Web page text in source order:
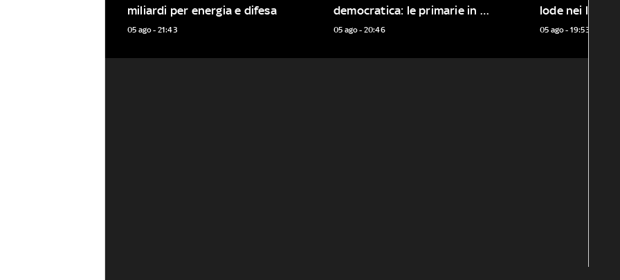
miliardi per energia e difesa
05 ago - 21:43
democratica: le primarie in
Michigan
05 ago - 20:46
lode nei licei
05 ago - 19:53